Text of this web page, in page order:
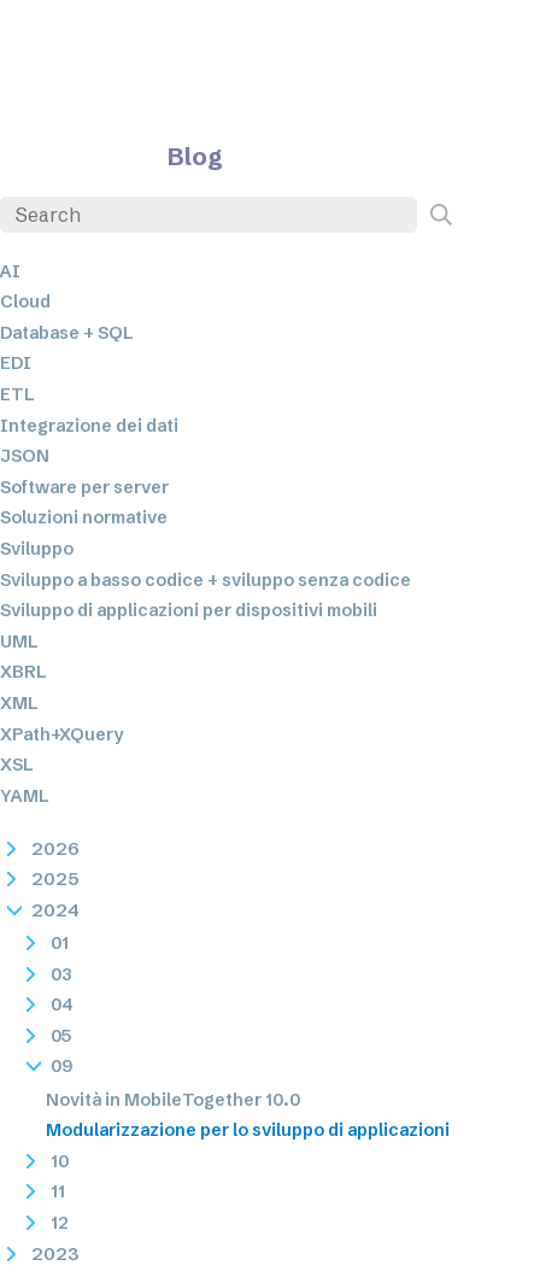
Blog
AI
Cloud
Database + SQL
EDI
ETL
Integrazione dei dati
JSON
Software per server
Soluzioni normative
Sviluppo
Sviluppo a basso codice + sviluppo senza codice
Sviluppo di applicazioni per dispositivi mobili
UML
XBRL
XML
XPath+XQuery
XSL
YAML
2026
2025
2024
01
03
04
05
09
Novità in MobileTogether 10.0
Modularizzazione per lo sviluppo di applicazioni
10
11
12
2023